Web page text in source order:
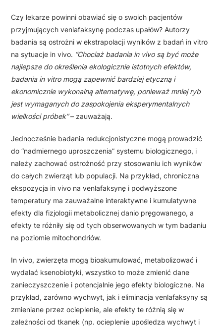
Czy lekarze powinni obawiać się o swoich pacjentów
przyjmujących venlafaksynę podczas upałów? Autorzy
badania są ostrożni w ekstrapolacji wyników z badań in vitro
na sytuacje in vivo. “Chociaż badania in vivo są być może
najlepsze do określenia ekologicznie istotnych efektów,
badania in vitro mogą zapewnić bardziej etyczną i
ekonomicznie wykonalną alternatywę, ponieważ mniej ryb
jest wymaganych do zaspokojenia eksperymentalnych
wielkości próbek”– zauważają.
Jednocześnie badania redukcjonistyczne mogą prowadzić
do “nadmiernego uproszczenia” systemu biologicznego, i
należy zachować ostrożność przy stosowaniu ich wyników
do całych zwierząt lub populacji. Na przykład, chroniczna
ekspozycja in vivo na venlafaksynę i podwyższone
temperatury ma zauważalne interaktywne i kumulatywne
efekty dla fizjologii metabolicznej danio pręgowanego, a
efekty te różniły się od tych obserwowanych w tym badaniu
na poziomie mitochondriów.
In vivo, zwierzęta mogą bioakumulować, metabolizować i
wydalać ksenobiotyki, wszystko to może zmienić dane
zanieczyszczenie i potencjalnie jego efekty biologiczne. Na
przykład, zarówno wychwyt, jak i eliminacja venlafaksyny są
zmieniane przez ocieplenie, ale efekty te różnią się w
zależności od tkanek (np. ocieplenie upośledza wychwyt i